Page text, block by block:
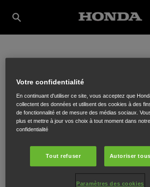
DURANT
JARDIN SRL/BV
Chaussée de Mons 30,Beaumont,6500
Votre confidentialité
En continuant d'utiliser ce site, vous acceptez que
collectent des données et utilisent des cookies à des
de fonctionnalité et de mesure des médias sociaux.
plus et mettre à jour vos choix à tout moment dans
confidentialité
Tout refuser Autoriser
Paramètres des cookies